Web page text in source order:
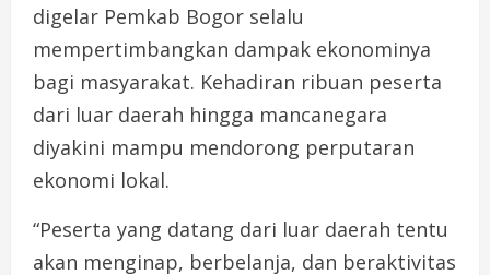
digelar Pemkab Bogor selalu
mempertimbangkan dampak ekonominya
bagi masyarakat. Kehadiran ribuan peserta
dari luar daerah hingga mancanegara
diyakini mampu mendorong perputaran
ekonomi lokal.
“Peserta yang datang dari luar daerah tentu
akan menginap, berbelanja, dan beraktivitas